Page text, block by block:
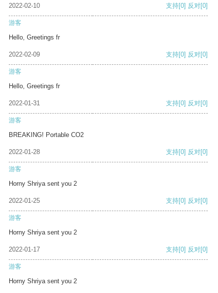
2022-02-10 支持[0] 反对[0]
游客
Hello, Greetings fr
2022-02-09 支持[0] 反对[0]
游客
Hello, Greetings fr
2022-01-31 支持[0] 反对[0]
游客
BREAKING! Portable CO2
2022-01-28 支持[0] 反对[0]
游客
Horny Shriya sent you 2
2022-01-25 支持[0] 反对[0]
游客
Horny Shriya sent you 2
2022-01-17 支持[0] 反对[0]
游客
Horny Shriya sent you 2